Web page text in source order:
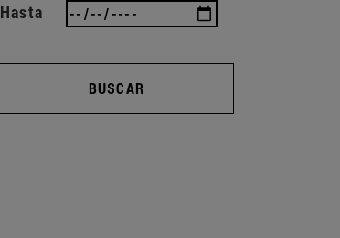
Hasta
BUSCAR